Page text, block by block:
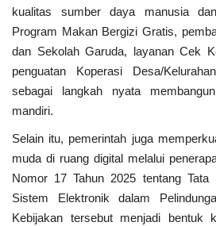
kualitas sumber daya manusia
Program Makan Bergizi Gratis,
dan Sekolah Garuda, layanan Cek
penguatan Koperasi Desa/
sebagai langkah nyata
mandiri.
Selain itu, pemerintah juga
muda di ruang digital melalui
Nomor 17 Tahun 2025 tentang Tata
Sistem Elektronik dalam
Kebijakan tersebut menjadi bentuk